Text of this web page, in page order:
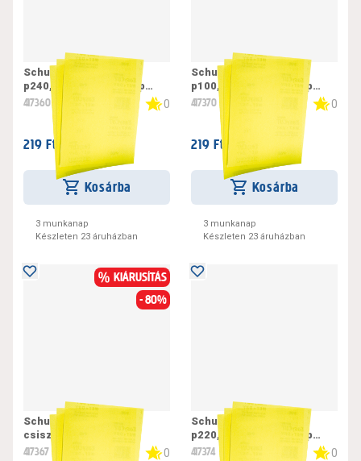
Schuller easycut
p240,csiszolópapír lap
230x280mm
417360 0
219 Ft / darab
Kosárba
3 munkanap
Készleten 23 áruházban
Schuller easycut
p100,csiszolópapír lap
230x280mm
417370 0
219 Ft / darab
Kosárba
3 munkanap
Készleten 23 áruházban
KIÁRUSÍTÁS
- 80%
Schuller easycut p40,
csiszolópapír lap
230x280mm
417367
0
Schuller easycut
p220,csiszolópapír lap
230x280mm
417374 0